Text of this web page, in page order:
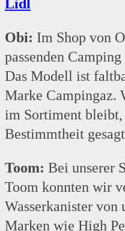
Lidl
Obi: Im Shop von
passenden
Das Modell ist
Marke Campingaz.
im Sortiment
Bestimmtheit
Toom: Bei unserer
Toom konnten wir
Wasserkanister von
Marken wie High